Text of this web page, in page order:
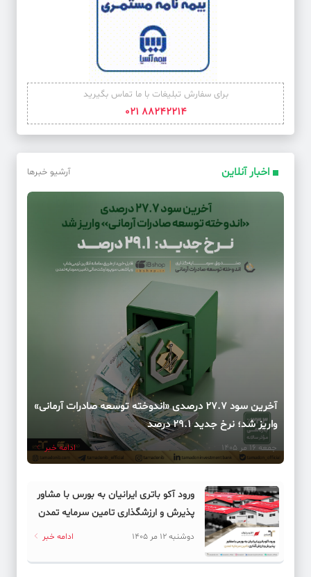
مدیران کوتاه قامت علیه آینده فوتبال!
موتورسیکلت‌ها پشت درِ طرح ترافیک
از اصغر فرهادی تا وودی هارلسون در سارایوو
جاماندگان در میدان
داروهای کمیاب بیشتر در دست دلالان است تا بیماران
تهران کوتاه نیامد، واشنگتن عقب نشست
دلار آزاد در فاز انتظاری
کد خبر: 62039
قلعه‌نویی
کد خبر: 62038
رویاپردازی تاج و دارو دسته اش برای فوتبال ایران
برای سفارش تبلیغات با ما تماس بگیرید
88242214 021
اخبار آنلاین آرشیو خبرها
آخرین سود ۲۷.۷ درصدی «اندوخته توسعه صادرات آرمانی»
واریز شد؛ نرخ جدید ۲۹.۱ درصد
جمعه 16 مر 1405 ادامه خبر
ورود آکو باتری ایرانیان به بورس با مشاور
پذیرش و ارزشگذاری تامین سرمایه تمدن
دوشنبه 12 مر 1405 ادامه خبر